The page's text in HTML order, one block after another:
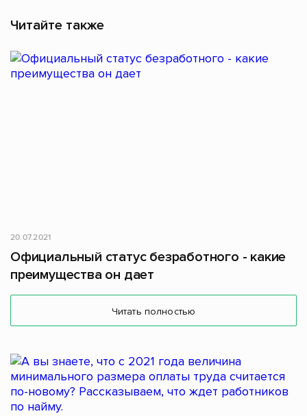
Читайте также
20.07.2021
Официальный статус безработного - какие
преимущества он дает
Читать полностью